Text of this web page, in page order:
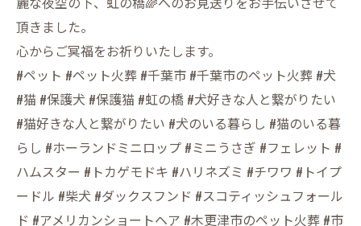
頂きました。
心からご冥福をお祈りいたします。
#ペット #ペット火葬 #千葉市 #千葉市のペット火葬 #犬
#猫 #保護犬 #保護猫 #虹の橋 #犬好きな人と繋がりたい
#猫好きな人と繋がりたい #犬のいる暮らし #猫のいる暮
らし #ホーランドミニロップ #ミニうさぎ #フェレット #
ハムスター #トカゲモドキ #ハリネズミ #チワワ #トイプ
ードル #柴犬 #ダックスフンド #スコティッシュフォール
ド #アメリカンショートヘア #木更津市のペット火葬 #市